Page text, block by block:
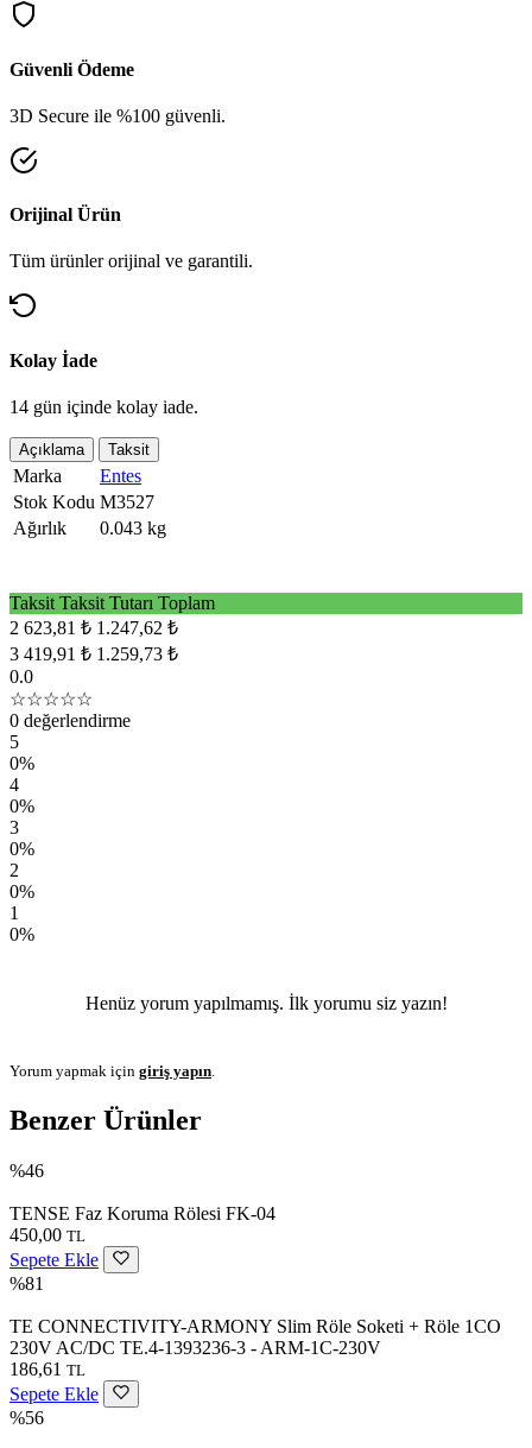
Güvenli Ödeme
3D Secure ile %100 güvenli.
Orijinal Ürün
Tüm ürünler orijinal ve garantili.
Kolay İade
14 gün içinde kolay iade.
Açıklama Taksit
Marka
Entes
Stok Kodu M3527
Ağırlık
0.043 kg
Taksit Taksit Tutarı Toplam
2 623,81 ₺ 1.247,62 ₺
3 419,91 ₺ 1.259,73 ₺
0.0
☆☆☆☆☆
0 değerlendirme
5
0%
4
0%
3
0%
2
0%
1
0%
Henüz yorum yapılmamış. İlk yorumu siz yazın!
Yorum yapmak için giriş yapın
Benzer Ürünler
%46
TENSE Faz Koruma Rölesi FK-04
450,00 TL
Sepete Ekle
%81
TE CONNECTIVITY-ARMONY Slim Röle Soketi + Röle 1CO
230V AC/DC TE.4-1393236-3 - ARM-1C-230V
186,61 TL
Sepete Ekle
%56